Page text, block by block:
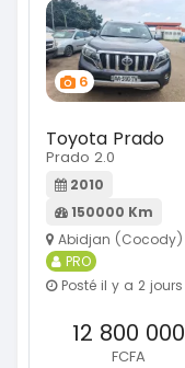
6
Toyota Prado
Prado 2.0
2010
150000 Km
Abidjan (Cocody)
PRO
Posté il y a 2 jours
12 800 000
FCFA